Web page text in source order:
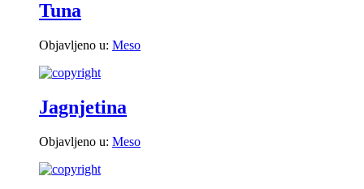
Tuna
Objavljeno u: Meso
Jagnjetina
Objavljeno u: Meso